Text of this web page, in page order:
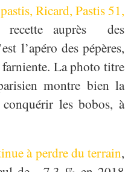
Ricard, Pastis 51,
auprès des
l’apéro des pépères,
La photo titre
montre bien la
les bobos, à
à perdre du terrain,